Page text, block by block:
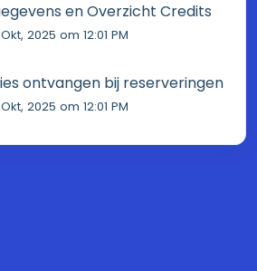
en Overzicht Credits
2025 om 12:01 PM
ontvangen bij reserveringen
2025 om 12:01 PM